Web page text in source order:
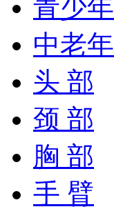
青少年
中老年
头 部
颈 部
胸 部
手 臂